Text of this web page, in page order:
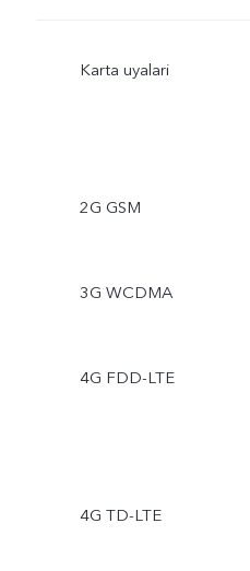
Karta uyalari
2G GSM
3G WCDMA
4G FDD-LTE
4G TD-LTE